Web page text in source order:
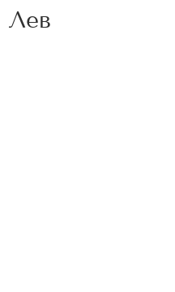
Лев